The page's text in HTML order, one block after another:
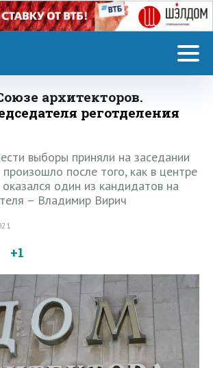
архитекторов.
реготделения
выборы приняли на заседании
после того, как в центре
один из кандидатов на
– Владимир Вирич
+1